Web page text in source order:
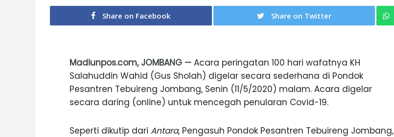
Share on Facebook Share on Twitter
Madiunpos.com, JOMBANG — Acara peringatan 100 hari wafatnya KH
Salahuddin Wahid (Gus Sholah) digelar secara sederhana di Pondok
Pesantren Tebuireng Jombang, Senin (11/5/2020) malam. Acara digelar
secara daring (online) untuk mencegah penularan Covid-19.
Seperti dikutip dari Antara, Pengasuh Pondok Pesantren Tebuireng Jombang,